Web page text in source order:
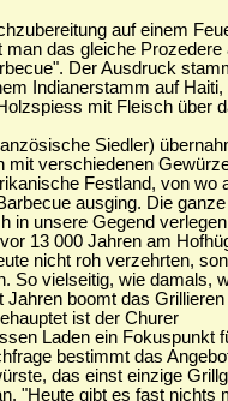
auf einem
das gleiche Prozedere
Der Ausdruck
Indianerstamm auf Haiti,
mit Fleisch über
Siedler)
mit verschiedenen
Festland, von wo
ausging. Die ganze
in unsere Gegend
13 000 Jahren am
nicht roh verzehrten,
So vielseitig, wie damals,
Jahren boomt das
ist der Churer
Laden ein Fokuspunkt
bestimmt das
das einst einzige
"Heute gibt es fast nichts